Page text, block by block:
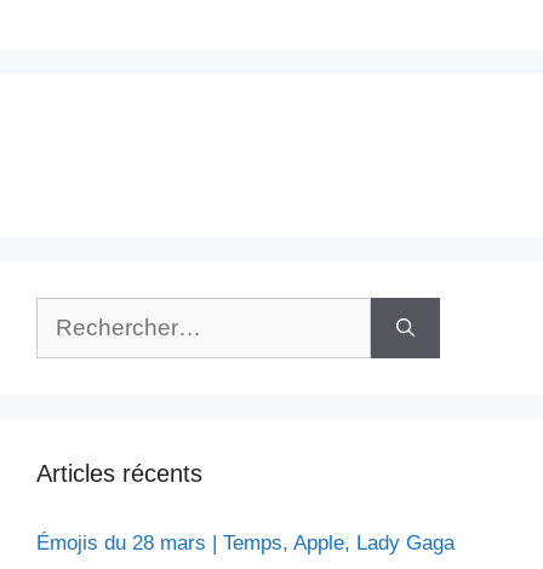
Articles récents
Émojis du 28 mars | Temps, Apple, Lady Gaga